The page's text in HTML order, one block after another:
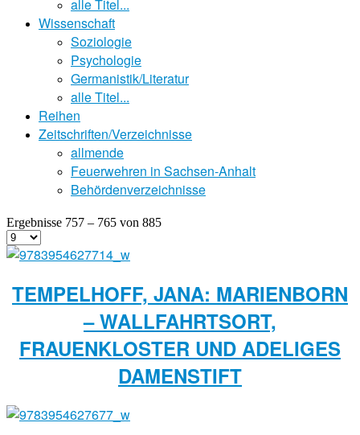
alle Titel...
Wissenschaft
Soziologie
Psychologie
Germanistik/Literatur
alle Titel...
Reihen
Zeitschriften/Verzeichnisse
allmende
Feuerwehren in Sachsen-Anhalt
Behördenverzeichnisse
Ergebnisse 757 – 765 von 885
TEMPELHOFF, JANA: MARIENBORN
– WALLFAHRTSORT,
FRAUENKLOSTER UND ADELIGES
DAMENSTIFT